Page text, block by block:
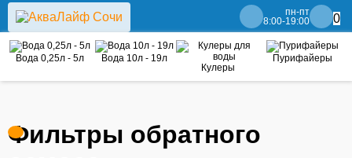
пн-пт
8:00-19:00
0
Вода 0,25л - 5л
Вода 10л - 19л
Кулеры
Пурифайеры
Фильтры обратного